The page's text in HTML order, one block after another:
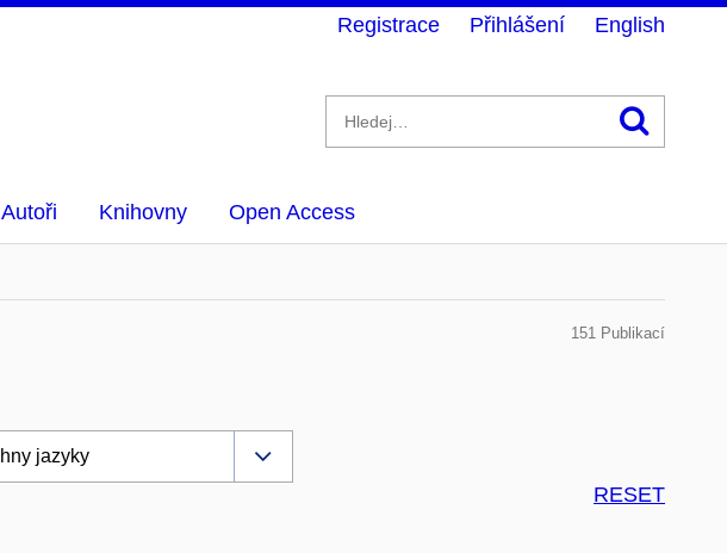
Autoři Knihovny Open Access
Registrace Přihlášení English
151 Publikací
RESET